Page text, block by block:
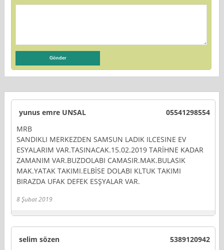
yunus emre UNSAL
05541298554
MRB
SANDIKLI MERKEZDEN SAMSUN LADIK ILCESINE EV
ESYALARIM VAR.TASINACAK.15.02.2019 TARİHNE KADAR
ZAMANIM VAR.BUZDOLABI CAMASIR.MAK.BULASIK
MAK.YATAK TAKIMI.ELBİSE DOLABI KLTUK TAKIMI
BIRAZDA UFAK DEFEK ESŞYALAR VAR.
8 Şubat 2019
selim sözen
5389120942